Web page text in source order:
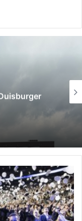
für den
Wolfgang